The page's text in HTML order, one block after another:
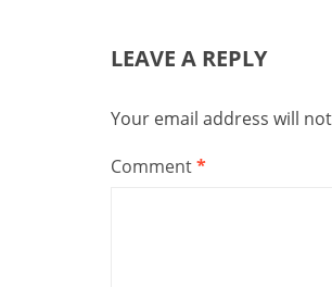
LEAVE A REPLY
Your email address will
Comment*